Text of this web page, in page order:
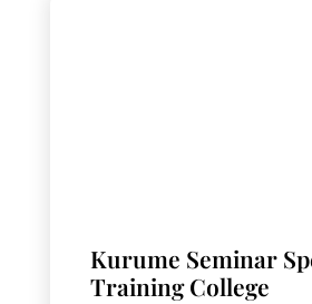
Kurume Seminar
Training College